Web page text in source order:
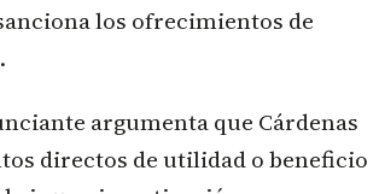
los ofrecimientos de
argumenta que Cárdenas
directos de utilidad o beneficio